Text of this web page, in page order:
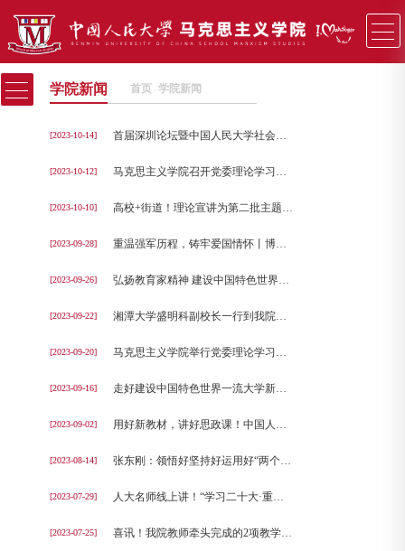
学院新闻 首页 学院新闻
[2023-10-14] 首届深圳论坛暨中国人民大学社会科学高等研究院（深圳）成立大会举行！
[2023-10-12] 马克思主义学院召开党委理论学习中心组（扩大）专题学习会，传达学习习近平总书记对宣传思想文化工作的重要指示
[2023-10-10] 高校+街道！理论宣讲为第二批主题教育持续赋能
[2023-09-28] 重温强军历程，铸牢爱国情怀丨博士生宣讲团与西什库小学联合举办“思政课大讲堂”
[2023-09-26] 弘扬教育家精神 建设中国特色世界一流大学（深入学习贯彻习近平新时代中国特色社会主义思想）
[2023-09-22] 湘潭大学盛明科副校长一行到我院调研
[2023-09-20] 马克思主义学院举行党委理论学习中心组（扩大） 专题学习会
[2023-09-16] 走好建设中国特色世界一流大学新路 为加快建设教育强国贡献力量
[2023-09-02] 用好新教材，讲好思政课！中国人民大学率先举办《习近平新时代中国特色社会主义思想概论》集体备课会
[2023-08-14] 张东刚：领悟好坚持好运用好“两个结合”科学方法
[2023-07-29] 人大名师线上讲！“学习二十大·重点大家谈”系列网络公开课来啦
[2023-07-25] 喜讯！我院教师牵头完成的2项教学成果荣获国家级教学成果一等奖